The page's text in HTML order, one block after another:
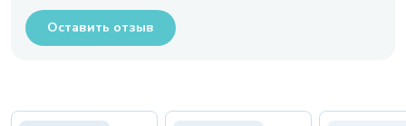
Оставить отзыв